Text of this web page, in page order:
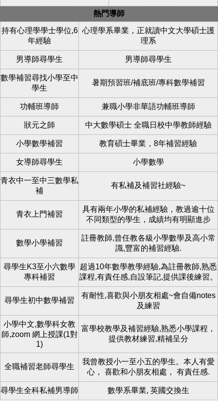
熱門導師
持有心理學學士學位,6
年經驗
心理學系畢業，正就讀中文大學碩士護
理系
男導師尋學生 男導師尋學生
數學補習尋找小學至中
學生
暑期預習班/補底班/專科數學補習
功輔班導師 兼職小學非華語功輔班導師
狀元之師 中大數學碩士 全職日校中學教師經驗
小學數學補習 教育碩士畢業，8年補習經驗
女導師尋學生 小學數學
青衣中一至中三數學私
補
有私補及補習社經驗~
青衣上門補習
具有兩年小學的私補經驗，教過逾十位
不同類型的學生，成績均有明顯進步
數學小學補習
註冊教師,曾任教各級小學數學及高小常
識,豐富的補習經驗.
尋學生K3至小六數學
專科補習
超過10年數學教學經驗,為註冊教師,熟悉
課程,有責任感,自設筆記,提供課後練習。
尋學生初中數學補習
有耐性,喜歡與小朋友相處~會自備notes
及練習
小學中文,數學科女教
師,zoom 網上授課(1對
1)
富學校教學及補習經驗,熟悉小學課程，
提供教材練習,精補呈分
全職補習老師尋學生
我曾教授小一至小五的學生。本人有愛
心， 喜歡和小朋友相處， 有責任感.
尋學生全科私補男導師 數學系畢業, 英國交換生